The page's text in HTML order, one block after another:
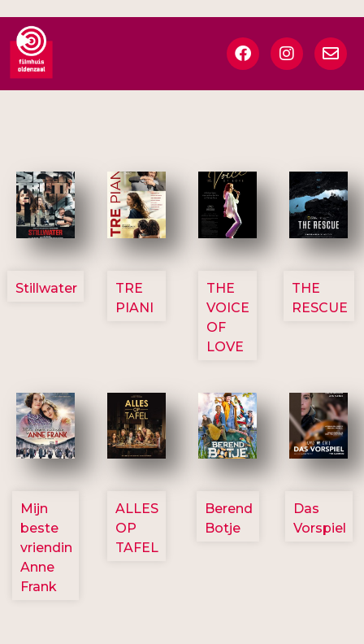
3123
Stillwater
3129
TRE
PIANI
3135
THE
VOICE
OF
LOVE
3148
THE
RESCUE
2757
Mijn
beste
vriendin
Anne
Frank
3154
ALLES
OP
TAFEL
2799
Berend
Botje
2777
Das
Vorspiel